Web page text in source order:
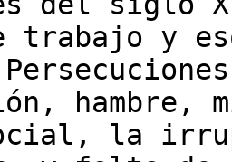
trabajo y
la